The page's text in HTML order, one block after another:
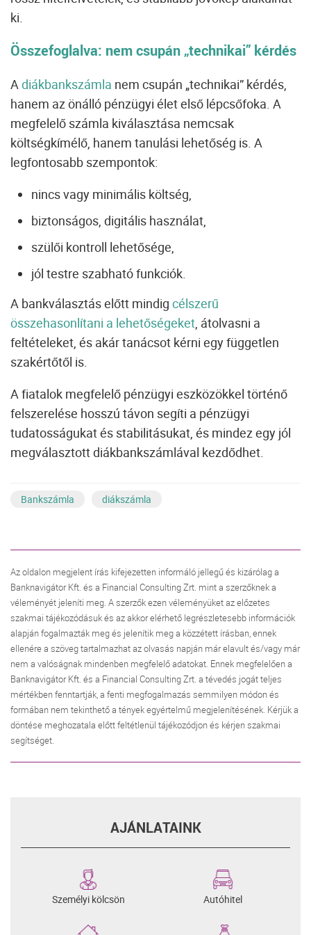
ki.
Összefoglalva: nem csupán „technikai” kérdés
A diákbankszámla nem csupán „technikai” kérdés,
hanem az önálló pénzügyi élet első lépcsőfoka. A
megfelelő számla kiválasztása nemcsak
költségkímélő, hanem tanulási lehetőség is. A
legfontosabb szempontok:
nincs vagy minimális költség,
biztonságos, digitális használat,
szülői kontroll lehetősége,
jól testre szabható funkciók.
A bankválasztás előtt mindig célszerű
összehasonlítani a lehetőségeket , átolvasni a
feltételeket, és akár tanácsot kérni egy független
szakértőtől is.
A fiatalok megfelelő pénzügyi eszközökkel történő
felszerelése hosszú távon segíti a pénzügyi
tudatosságukat és stabilitásukat, és mindez egy jól
megválasztott diákbankszámlával kezdődhet.
Bankszámla diákszámla
Az oldalon megjelent írás kifejezetten informáló jellegű és kizárólag a
Banknavigátor Kft. és a Financial Consulting Zrt. mint a szerzőknek a
véleményét jeleníti meg. A szerzők ezen véleményüket az előzetes
szakmai tájékozódásuk és az akkor elérhető legrészletesebb információk
alapján fogalmazták meg és jelenítik meg a közzétett írásban, ennek
ellenére a szöveg tartalmazhat az olvasás napján már elavult és/vagy már
nem a valóságnak mindenben megfelelő adatokat. Ennek megfelelően a
Banknavigátor Kft. és a Financial Consulting Zrt. a tévedés jogát teljes
mértékben fenntartják, a fenti megfogalmazás semmilyen módon és
formában nem tekinthető a tények egyértelmű megjelenítésének. Kérjük a
döntése meghozatala előtt feltétlenül tájékozódjon és kérjen szakmai
segítséget.
AJÁNLATAINK
Személyi kölcsön Autóhitel